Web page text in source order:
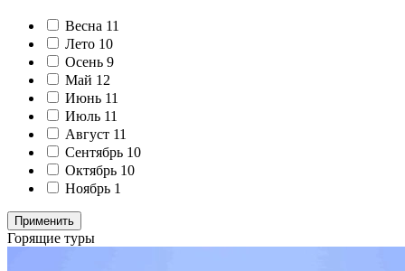
Весна 11
Лето 10
Осень 9
Май 12
Июнь 11
Июль 11
Август 11
Сентябрь 10
Октябрь 10
Ноябрь 1
Применить
Горящие туры